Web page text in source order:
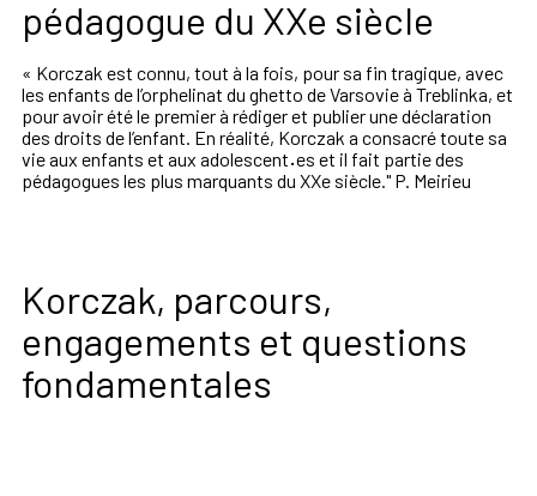
pédagogue du XXe siècle
« Korczak est connu, tout à la fois, pour sa fin tragique, avec
les enfants de l’orphelinat du ghetto de Varsovie à Treblinka, et
pour avoir été le premier à rédiger et publier une déclaration
des droits de l’enfant. En réalité, Korczak a consacré toute sa
vie aux enfants et aux adolescent·es et il fait partie des
pédagogues les plus marquants du XXe siècle." P. Meirieu
Korczak, parcours,
engagements et questions
fondamentales